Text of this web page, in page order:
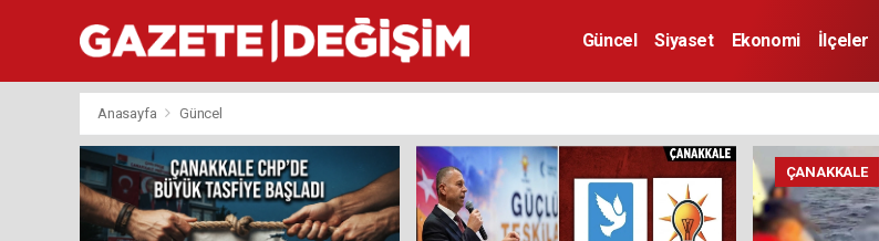
Güncel Siyaset Ekonomi İlçeler
Anasayfa Güncel
ÇANAKKALE